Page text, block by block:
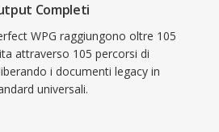
Completi
WPG raggiungono oltre 105
attraverso 105 percorsi di
i documenti legacy in
universali.